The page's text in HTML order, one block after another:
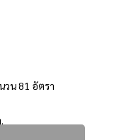
น 81 อัตรา